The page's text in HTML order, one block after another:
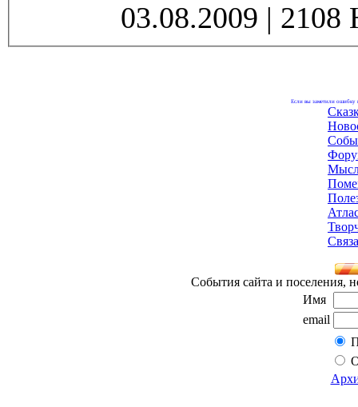
Если вы заметили ошибку
События сайта и поселения,
Имя
email